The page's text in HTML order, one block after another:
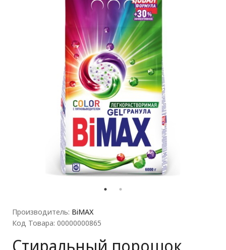
Производитель: BiMAX
Код Товара: 00000000865
Стиральный порошок